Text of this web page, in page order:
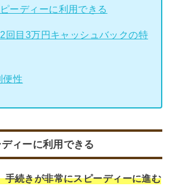
ーディーに利用できる
回目3万円キャッシュバックの特
便性
ィーに利用できる
手続きが非常にスピーディーに進む